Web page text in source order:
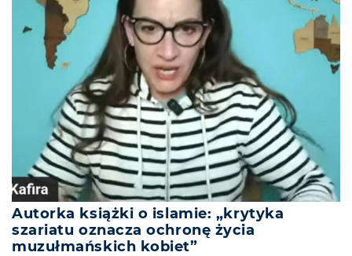
Autorka książki o islamie: „krytyka
szariatu oznacza ochronę życia
muzułmańskich kobiet”